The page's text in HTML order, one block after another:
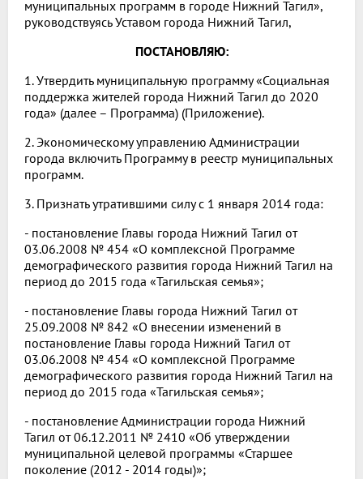
муниципальных программ в городе Нижний Тагил»,
руководствуясь Уставом города Нижний Тагил,
ПОСТАНОВЛЯЮ:
1. Утвердить муниципальную программу «Социальная
поддержка жителей города Нижний Тагил до 2020
года» (далее – Программа) (Приложение).
2. Экономическому управлению Администрации
города включить Программу в реестр муниципальных
программ.
3. Признать утратившими силу с 1 января 2014 года:
- постановление Главы города Нижний Тагил от
03.06.2008 № 454 «О комплексной Программе
демографического развития города Нижний Тагил на
период до 2015 года «Тагильская семья»;
- постановление Главы города Нижний Тагил от
25.09.2008 № 842 «О внесении изменений в
постановление Главы города Нижний Тагил от
03.06.2008 № 454 «О комплексной Программе
демографического развития города Нижний Тагил на
период до 2015 года «Тагильская семья»;
- постановление Администрации города Нижний
Тагил от 06.12.2011 № 2410 «Об утверждении
муниципальной целевой программы «Старшее
поколение (2012 - 2014 годы)»;